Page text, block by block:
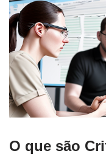
O que são